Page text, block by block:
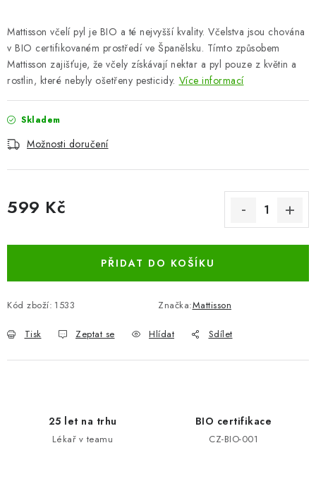
Moje objednávka
Mattisson včelí pyl je BIO a té nejvyšší kvality. Včelstva jsou chována
v BIO certifikovaném prostředí ve Španělsku. Tímto způsobem
Mattisson zajišťuje, že včely získávají nektar a pyl pouze z květin a
rostlin, které nebyly ošetřeny pesticidy. Více informací
Skladem
Možnosti doručení
599 Kč
PŘIDAT DO KOŠÍKU
Kód zboží: 1533 Značka:Mattisson
Tisk Zeptat se Hlídat Sdílet
25 let na trhu
Lékař v teamu
BIO certifikace
CZ-BIO-001